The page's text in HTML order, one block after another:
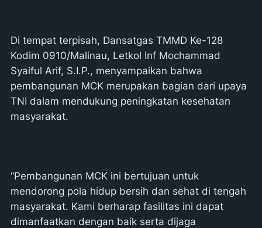
Di tempat terpisah, Dansatgas TMMD Ke-128
Kodim 0910/Malinau, Letkol Inf Mochammad
Syaiful Arif, S.I.P., menyampaikan bahwa
pembangunan MCK merupakan bagian dari upaya
TNI dalam mendukung peningkatan kesehatan
masyarakat.
“Pembangunan MCK ini bertujuan untuk
mendorong pola hidup bersih dan sehat di tengah
masyarakat. Kami berharap fasilitas ini dapat
dimanfaatkan dengan baik serta dijaga